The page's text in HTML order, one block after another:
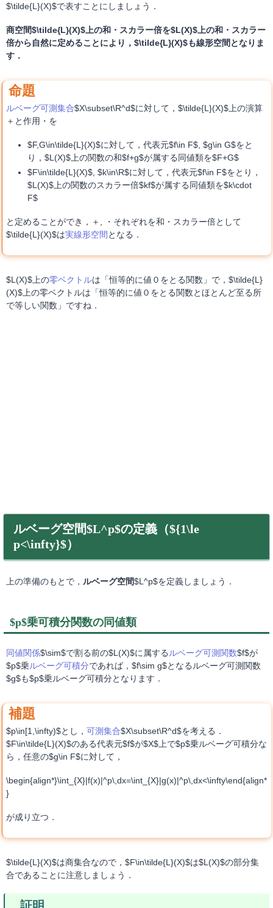
$\tilde{L}(X)$で表すことにしましょう．
商空間$\tilde{L}(X)$上の和・スカラー倍を$L(X)$上の和・スカラー
倍から自然に定めることにより，$\tilde{L}(X)$も線形空間となりま
す．
ルベーグ可測集合$X\subset\R^d$に対して，$\tilde{L}(X)$上の演算
＋と作用・を
$F,G\in\tilde{L}(X)$に対して，代表元$f\in F$, $g\in G$をと
り，$L(X)$上の関数の和$f+g$が属する同値類を$F+G$
$F\in\tilde{L}(X)$, $k\in\R$に対して，代表元$f\in F$をとり，
$L(X)$上の関数のスカラー倍$kf$が属する同値類を$k\cdot
F$
と定めることができ，＋, ・それぞれを和・スカラー倍として
$\tilde{L}(X)$は実線形空間 となる．
$L(X)$上の零ベクトルは「恒等的に値０をとる関数」で，$\tilde{L}
(X)$上の零ベクトルは「恒等的に値０をとる関数とほとんど至る所
で等しい関数」ですね．
ルベーグ空間$L^p$の定義（${1\le
p<\infty}$）
上の準備のもとで， ルベーグ空間$L^p$を定義しましょう．
$p$乗可積分関数の同値類
同値関係$\sim$で割る前の$L(X)$に属する ルベーグ可測関数$f$が
$p$乗ルベーグ可積分であれば，$f\sim g$となるルベーグ可測関数
$g$も$p$乗ルベーグ可積分となります．
$p\in[1,\infty)$とし， 可測集合$X\subset\R^d$を考える．
$F\in\tilde{L}(X)$のある代表元$f$が$X$上で$p$乗ルベーグ可積分な
ら，任意の$g\in F$に対して，
\begin{align*}\int_{X}|f(x)|^p\,dx=\int_{X}|g(x)|^p\,dx<\infty\end{align*
}
が成り立つ．
$\tilde{L}(X)$は商集合なので，$F\in\tilde{L}(X)$は$L(X)$の部分集
合であることに注意しましょう．